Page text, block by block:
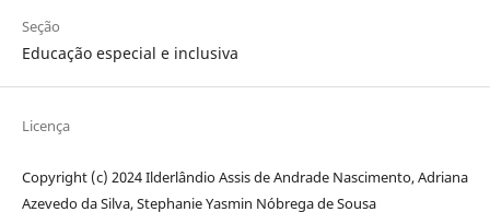
Seção
Educação especial e inclusiva
Licença
Copyright (c) 2024 Ilderlândio Assis de Andrade Nascimento, Adriana
Azevedo da Silva, Stephanie Yasmin Nóbrega de Sousa